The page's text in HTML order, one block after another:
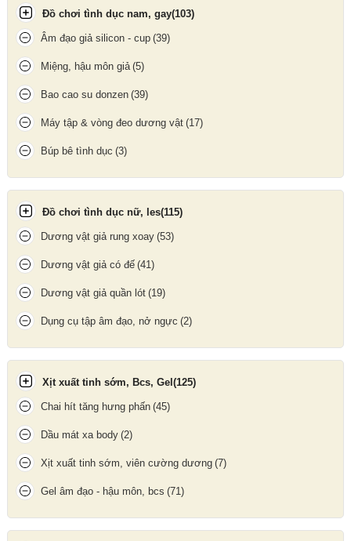
Đồ chơi tình dục nam, gay(103)
Âm đạo giả silicon - cup (39)
Miệng, hậu môn giả (5)
Bao cao su donzen (39)
Máy tập & vòng đeo dương vật (17)
Búp bê tình dục (3)
Đồ chơi tình dục nữ, les(115)
Dương vật giả rung xoay (53)
Dương vật giả có đế (41)
Dương vật giả quần lót (19)
Dụng cụ tập âm đạo, nở ngực (2)
Xịt xuất tinh sớm, Bcs, Gel(125)
Chai hít tăng hưng phấn (45)
Dầu mát xa body (2)
Xịt xuất tinh sớm, viên cường dương (7)
Gel âm đạo - hậu môn, bcs (71)